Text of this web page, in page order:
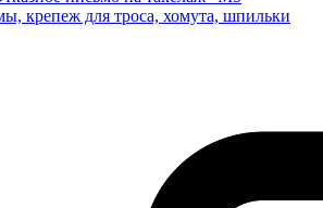
крепеж для троса, хомута, шпильки